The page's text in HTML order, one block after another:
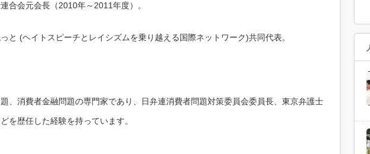
合会元会長（2010年～2011年度）。
と (ヘイトスピーチとレイシズムを乗り越える国際ネットワーク)共同代表。
、消費者金融問題の専門家であり、日弁連消費者問題対策委員会委員長、東京弁護士
を歴任した経験を持っています。